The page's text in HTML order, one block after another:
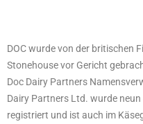
DOC wurde von der britischen
Stonehouse vor Gericht
Doc Dairy Partners
Dairy Partners Ltd. wurde
registriert und ist auch im